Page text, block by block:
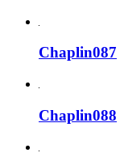
Chaplin087
Chaplin088